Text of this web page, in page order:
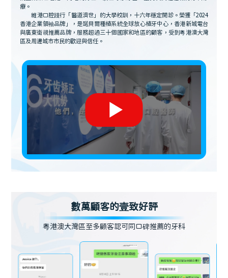
療。
維港口腔踐行「醫道濟世」的大學校訓，十六年穩定開診。榮獲「2024
香港企業領袖品牌」，是諾貝爾種植系統全球放心植牙中心，香港新城電台
與廣東衛視推薦品牌，服務超過三十個國家和地區的顧客，受到粵港澳大灣
區及周邊城市市民的歡迎與信任。
數萬顧客的壹致好評
粵港澳大灣區至多顧客認可同口碑推薦的牙科